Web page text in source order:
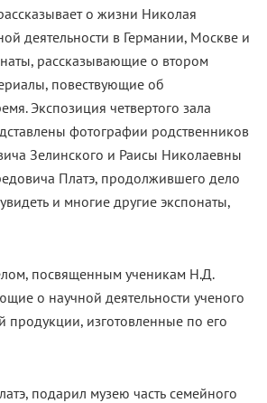
о жизни Николая
деятельности в Германии, Москве и
рассказывающие о втором
повествующие об
Экспозиция четвертого зала
фотографии родственников
Зелинского и Раисы Николаевны
Платэ, продолжившего дело
и многие другие экспонаты,
посвященным ученикам Н.Д.
о научной деятельности ученого
изготовленные по его
подарил музею часть семейного